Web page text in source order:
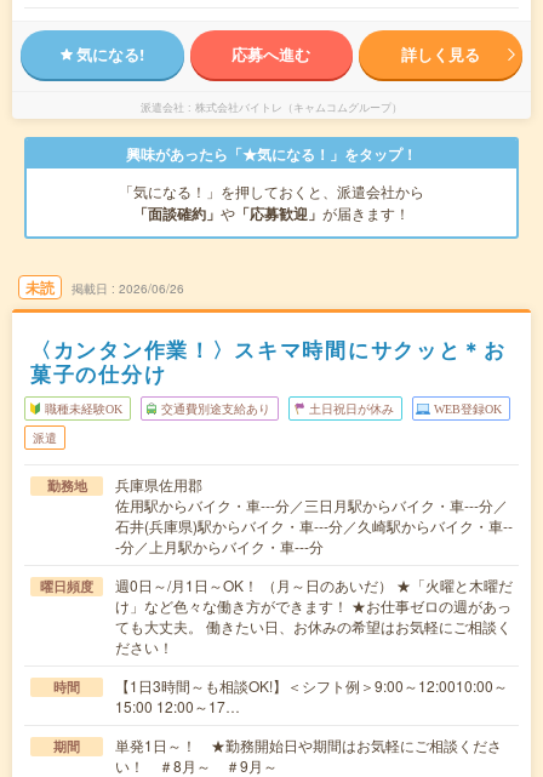
気になる! 応募へ進む 詳しく見る
派遣会社 株式会社バイトレ（キャムコムグループ）
興味があったら「★気になる！」をタップ！
「気になる！」を押しておくと、派遣会社から
「面談確約」 や 「応募歓迎」 が届きます！
未読 掲載日 2026/06/26
〈カンタン作業！〉スキマ時間にサクッと＊お
菓子の仕分け
職種未経験OK 交通費別途支給あり 土日祝日が休み WEB登録OK
派遣
勤務地
兵庫県佐用郡
佐用駅からバイク・車---分／三日月駅からバイク・車---分／
石井(兵庫県)駅からバイク・車---分／久崎駅からバイク・車--
-分／上月駅からバイク・車---分
曜日頻度
週0日～/月1日～OK！ （月～日のあいだ） ★「火曜と木曜だ
け」など色々な働き方ができます！ ★お仕事ゼロの週があっ
ても大丈夫。 働きたい日、お休みの希望はお気軽にご相談く
ださい！
時間
【1日3時間～も相談OK!】＜シフト例＞9:00～12:0010:00～
15:00 12:00～17…
期間
単発1日～！ ★勤務開始日や期間はお気軽にご相談くださ
い！ ＃8月～ ＃9月～